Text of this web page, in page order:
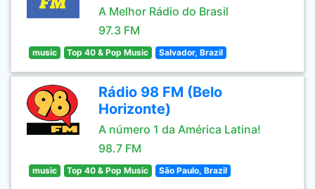
A Melhor Rádio do Brasil
97.3 FM
music Top 40 & Pop Music Salvador, Brazil
Rádio 98 FM (Belo
Horizonte)
A número 1 da América Latina!
98.7 FM
music Top 40 & Pop Music São Paulo, Brazil